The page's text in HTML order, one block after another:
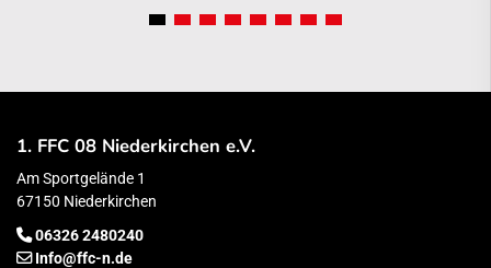
1. FFC 08 Niederkirchen e.V.
Am Sportgelände 1
67150 Niederkirchen
06326 2480240
Info@ffc-n.de